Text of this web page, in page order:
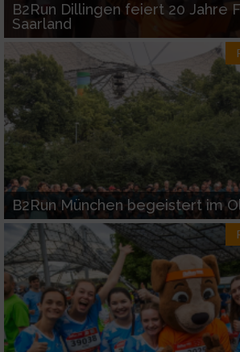
B2Run Dillingen feiert 20 Jahre
Saarland
B2Run München begeistert im